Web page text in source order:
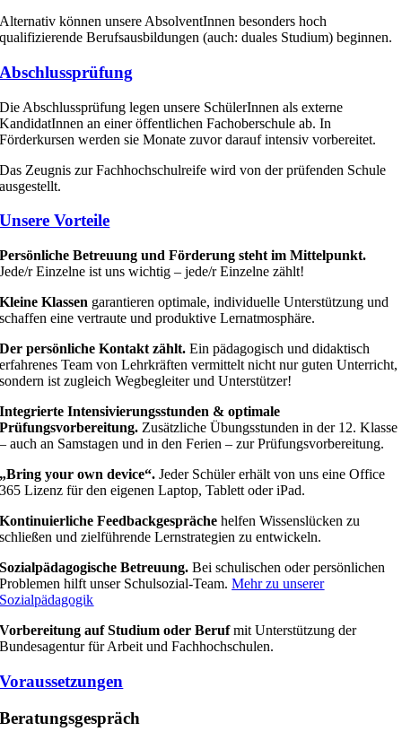
Alternativ können unsere AbsolventInnen besonders hoch
qualifizierende Berufsausbildungen (auch: duales Studium) beginnen.
Abschlussprüfung
Die Abschlussprüfung legen unsere SchülerInnen als externe
KandidatInnen an einer öffentlichen Fachoberschule ab. In
Förderkursen werden sie Monate zuvor darauf intensiv vorbereitet.
Das Zeugnis zur Fachhochschulreife wird von der prüfenden Schule
ausgestellt.
Unsere Vorteile
Persönliche Betreuung und Förderung steht im Mittelpunkt.
Jede/r Einzelne ist uns wichtig – jede/r Einzelne zählt!
Kleine Klassen garantieren optimale, individuelle Unterstützung und
schaffen eine vertraute und produktive Lernatmosphäre.
Der persönliche Kontakt zählt. Ein pädagogisch und didaktisch
erfahrenes Team von Lehrkräften vermittelt nicht nur guten Unterricht,
sondern ist zugleich Wegbegleiter und Unterstützer!
Integrierte Intensivierungsstunden & optimale
Prüfungsvorbereitung. Zusätzliche Übungsstunden in der 12. Klasse
– auch an Samstagen und in den Ferien – zur Prüfungsvorbereitung.
„Bring your own device“. Jeder Schüler erhält von uns eine Office
365 Lizenz für den eigenen Laptop, Tablett oder iPad.
Kontinuierliche Feedbackgespräche helfen Wissenslücken zu
schließen und zielführende Lernstrategien zu entwickeln.
Sozialpädagogische Betreuung. Bei schulischen oder persönlichen
Problemen hilft unser Schulsozial-Team.Mehr zu unserer
Sozialpädagogik
Vorbereitung auf Studium oder Berufmit Unterstützung der
Bundesagentur für Arbeit und Fachhochschulen.
Voraussetzungen
Beratungsgespräch